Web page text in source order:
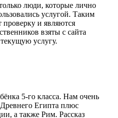
люди, которые лично
услугой. Таким
проверку и являются
взяты с сайта
услугу.
5-го класса. Нам очень
Египта плюс
а также Рим. Рассказ